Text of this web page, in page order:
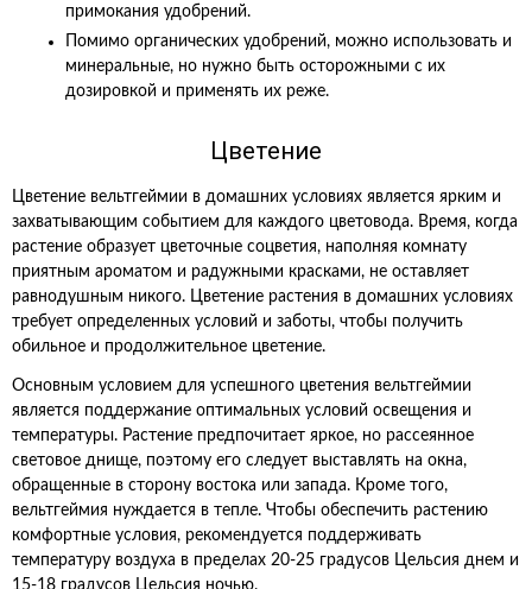
примокания удобрений.
Помимо органических удобрений, можно использовать и
минеральные, но нужно быть осторожными с их
дозировкой и применять их реже.
Цветение
Цветение вельтгеймии в домашних условиях является ярким и
захватывающим событием для каждого цветовода. Время, когда
растение образует цветочные соцветия, наполняя комнату
приятным ароматом и радужными красками, не оставляет
равнодушным никого. Цветение растения в домашних условиях
требует определенных условий и заботы, чтобы получить
обильное и продолжительное цветение.
Основным условием для успешного цветения вельтгеймии
является поддержание оптимальных условий освещения и
температуры. Растение предпочитает яркое, но рассеянное
световое днище, поэтому его следует выставлять на окна,
обращенные в сторону востока или запада. Кроме того,
вельтгеймия нуждается в тепле. Чтобы обеспечить растению
комфортные условия, рекомендуется поддерживать
температуру воздуха в пределах 20-25 градусов Цельсия днем и
15-18 градусов Цельсия ночью.